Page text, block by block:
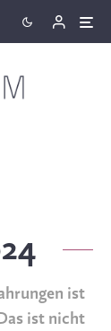
ist
ist nicht